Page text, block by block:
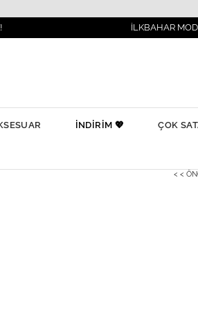
İLKBAHAR MODASI
İNDİRİM 💖 ÇOK
< <